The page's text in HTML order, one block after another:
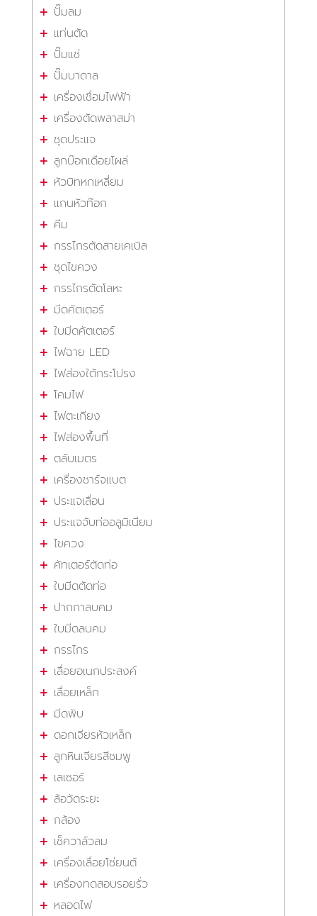
ปั๊มลม
แท่นตัด
ปั๊มแช่
ปั๊มบาดาล
เครื่องเชื่อมไฟฟ้า
เครื่องตัดพลาสม่า
ชุดประแจ
ลูกบ๊อกเดือยโผล่
หัวบิทหกเหลี่ยม
แกนหัวท๊อก
คีม
กรรไกรตัดสายเคเบิล
ชุดไขควง
กรรไกรตัดโลหะ
มีดคัตเตอร์
ใบมีดคัตเตอร์
ไฟฉาย LED
ไฟส่องใต้กระโปรง
โคมไฟ
ไฟตะเกียง
ไฟส่องพื้นที่
ตลับเมตร
เครื่องชาร์จแบต
ประแจเลื่อน
ประแจจับท่ออลูมิเนียม
ไขควง
คัทเตอร์ตัดท่อ
ใบมีดตัดท่อ
ปากกาลบคม
ใบมีดลบคม
กรรไกร
เลื่อยอเนกประสงค์
เลื่อยเหล็ก
มีดพับ
ดอกเจียรหัวเหล็ก
ลูกหินเจียรสีชมพู
เลเซอร์
ล้อวัดระยะ
กล้อง
เช็ควาล์วลม
เครื่องเลื่อยโซ่ยนต์
เครื่องทดสอบรอยรั่ว
หลอดไฟ